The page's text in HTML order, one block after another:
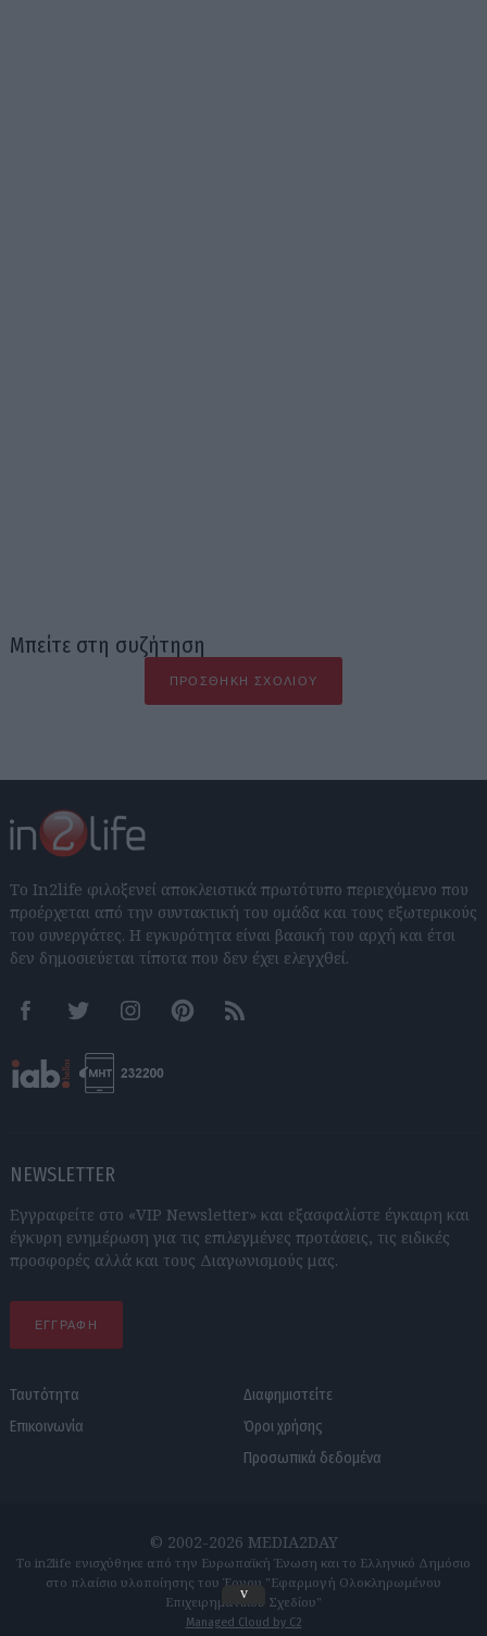
Μπείτε στη συζήτηση
ΠΡΟΣΘΉΚΗ ΣΧΟΛΊΟΥ
Το In2life φιλοξενεί αποκλειστικά πρωτότυπο περιεχόμενο που
προέρχεται από την συντακτική του ομάδα και τους εξωτερικούς
του συνεργάτες. Η εγκυρότητα είναι βασική του αρχή και έτσι
δεν δημοσιεύεται τίποτα που δεν έχει ελεγχθεί.
FacebookTwitter InstagramPinterestRSS feeds
NEWSLETTER
Εγγραφείτε στο «VIP Newsletter» και εξασφαλίστε έγκαιρη και
έγκυρη ενημέρωση για τις επιλεγμένες προτάσεις, τις ειδικές
προσφορές αλλά και τους Διαγωνισμούς μας.
ΕΓΓΡΑΦΗ
Ταυτότητα
Επικοινωνία
Διαφημιστείτε
Όροι χρήσης
Προσωπικά δεδομένα
© 2002-2026 MEDIA2DAY
Το in2life ενισχύθηκε από την Ευρωπαϊκή Ένωση και το Ελληνικό Δημόσιο
στο πλαίσιο υλοποίησης του Έργου "Εφαρμογή Ολοκληρωμένου
Επιχειρηματικού Σχεδίου"
Managed Cloud by C2
v